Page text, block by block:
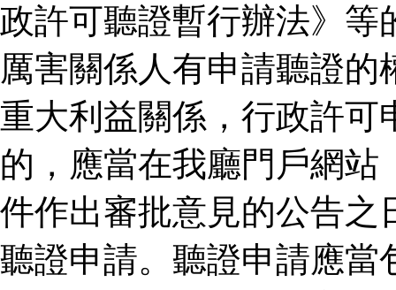
政許可聽證暫行辦法》等
厲害關係人有申請聽證
重大利益關係，行政許可
的，應當在我廳門戶網
件作出審批意見的公告之
聽證申請。聽證申請應當